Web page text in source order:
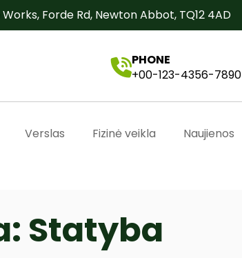
Works, Forde Rd, Newton Abbot, TQ12 4AD
PHONE
+00-123-4356-7890
Verslas Fizinė veikla Naujienos
Statyba